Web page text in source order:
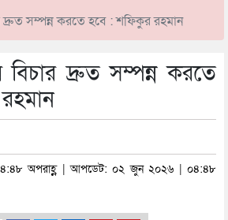
দ্রুত সম্পন্ন করতে হবে : শফিকুর রহমান
বিচার দ্রুত সম্পন্ন করতে
অপরাহ্ণ | আপডেট: ০২ জুন ২০২৬ | ০৪:৪৮